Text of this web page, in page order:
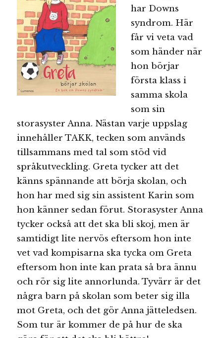
har Downs
syndrom. Här
får vi veta vad
som händer när
hon börjar
första klass i
samma skola
som sin
storasyster Anna. Nästan varje uppslag
innehåller TAKK, tecken som används
tillsammans med tal som stöd vid
språkutveckling. Greta tycker att det
känns spännande att börja skolan, och
hon har med sig sin assistent Karin som
hon känner sedan förut. Storasyster Anna
tycker också att det ska bli skoj, men är
samtidigt lite nervös eftersom hon inte
vet vad kompisarna ska tycka om Greta
eftersom hon inte kan prata så bra ännu
och rör sig lite annorlunda. Tyvärr är det
några barn på skolan som beter sig illa
mot Greta, och det gör Anna jätteledsen.
Som tur är kommer de på hur de ska